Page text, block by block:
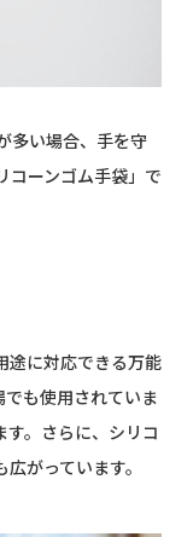
多い場合、手を守
コーンゴム手袋」で
途に対応できる万能
も使用されていま
。さらに、シリコ
がっています。